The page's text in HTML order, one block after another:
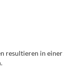
in